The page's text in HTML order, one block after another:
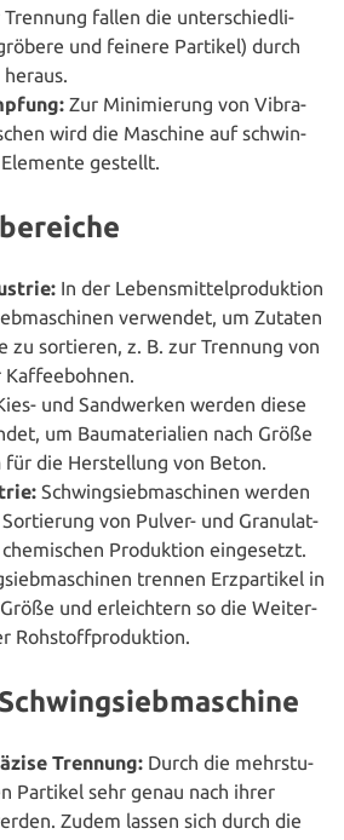
fallen die unter­schied­li­
und feinere Partikel) durch
Zur Mini­mie­rung von Vibra­
wird die Maschine auf schwin­
gestellt.
In der Lebens­mit­tel­pro­duk­ti­on
verwendet, um Zutaten
zu sortieren, z. B. zur Trennung von
Kaffeebohnen.
und Sand­wer­ken werden diese
um Bau­ma­te­ria­li­en nach Größe
die Her­stel­lung von Beton.
Schwing­sieb­ma­schi­nen werden
von Pulver- und Gra­nul­at­
Pro­duk­ti­on eingesetzt.
trennen Erz­par­ti­kel in
und erleich­tern so die Wei­ter­
Rohstoffproduktion.
Trennung: Durch die mehr­stu­
Partikel sehr genau nach ihrer
Zudem lassen sich durch die